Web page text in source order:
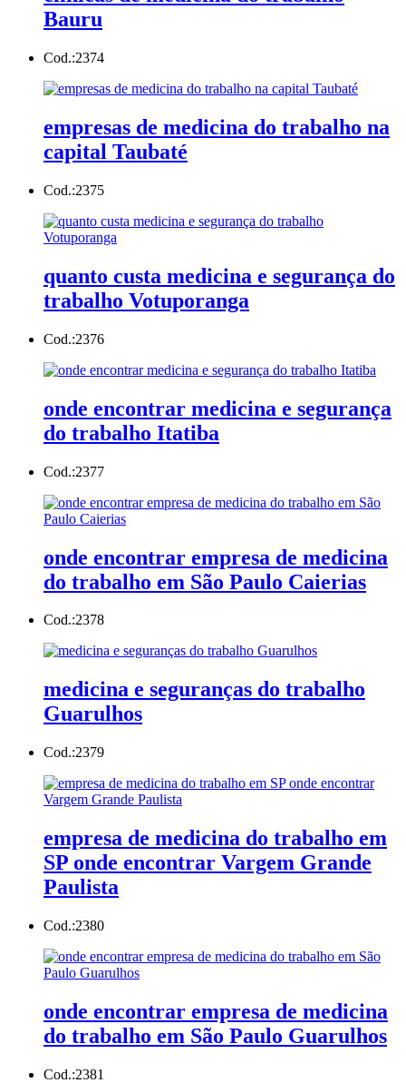
Bauru
Cod.:2374
empresas de medicina do trabalho na
capital Taubaté
Cod.:2375
quanto custa medicina e segurança do
trabalho Votuporanga
Cod.:2376
onde encontrar medicina e segurança
do trabalho Itatiba
Cod.:2377
onde encontrar empresa de medicina
do trabalho em São Paulo Caierias
Cod.:2378
medicina e seguranças do trabalho
Guarulhos
Cod.:2379
empresa de medicina do trabalho em
SP onde encontrar Vargem Grande
Paulista
Cod.:2380
onde encontrar empresa de medicina
do trabalho em São Paulo Guarulhos
Cod.:2381